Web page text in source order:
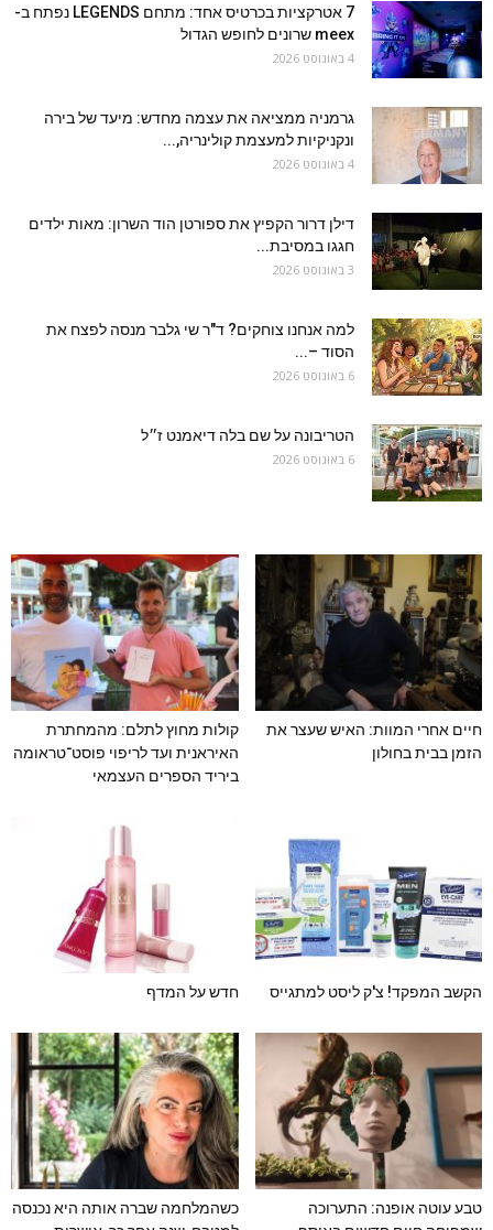
7 אטרקציות בכרטיס אחד: מתחם LEGENDS נפתח ב-
meex שרונים לחופש הגדול
4 באוגוסט 2026
גרמניה ממציאה את עצמה מחדש: מיעד של בירה
ונקניקיות למעצמת קולינריה,...
4 באוגוסט 2026
דילן דרור הקפיץ את ספורטן הוד השרון: מאות ילדים
חגגו במסיבת...
3 באוגוסט 2026
למה אנחנו צוחקים? ד"ר שי גלבר מנסה לפצח את
הסוד –...
6 באוגוסט 2026
הטריבונה על שם בלה דיאמנט ז״ל
6 באוגוסט 2026
חיים אחרי המוות: האיש שעצר את
הזמן בבית בחולון
קולות מחוץ לתלם: מהמחתרת
האיראנית ועד לריפוי פוסט־טראומה
ביריד הספרים העצמאי
הקשב המפקד! צ'ק ליסט למתגייס חדש על המדף
טבע עוטה אופנה: התערוכה
כשהמלחמה שברה אותה היא נכנסה